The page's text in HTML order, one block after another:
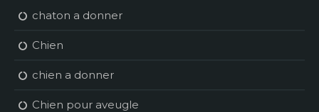
chaton a donner
Chien
chien a donner
Chien pour aveugle